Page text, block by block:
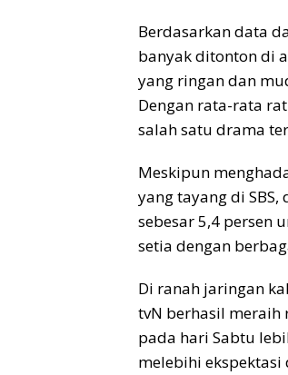
Berdasarkan data
banyak ditonton di
yang ringan dan
Dengan rata-rata
salah satu drama
Meskipun
yang tayang di
sebesar 5,4 persen
setia dengan
Di ranah jaringan
tvN berhasil meraih
pada hari Sabtu
melebihi ekspektasi